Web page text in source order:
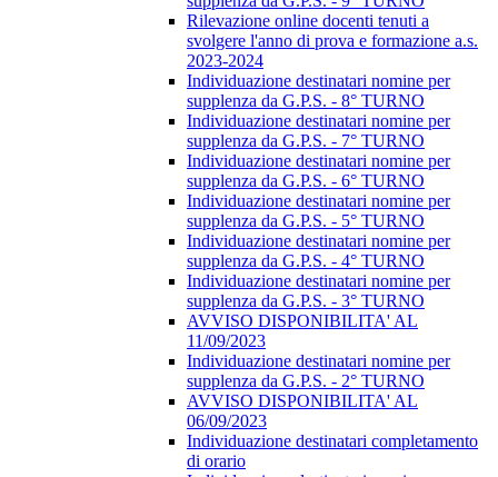
Rilevazione online docenti tenuti a
svolgere l'anno di prova e formazione a.s.
2023-2024
Individuazione destinatari nomine per
supplenza da G.P.S. - 8° TURNO
Individuazione destinatari nomine per
supplenza da G.P.S. - 7° TURNO
Individuazione destinatari nomine per
supplenza da G.P.S. - 6° TURNO
Individuazione destinatari nomine per
supplenza da G.P.S. - 5° TURNO
Individuazione destinatari nomine per
supplenza da G.P.S. - 4° TURNO
Individuazione destinatari nomine per
supplenza da G.P.S. - 3° TURNO
AVVISO DISPONIBILITA' AL
11/09/2023
Individuazione destinatari nomine per
supplenza da G.P.S. - 2° TURNO
AVVISO DISPONIBILITA' AL
06/09/2023
Individuazione destinatari completamento
di orario